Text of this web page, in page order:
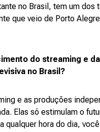
no Brasil, tem um
que veio de Porto
do streaming e
no Brasil?
e as produções
Elas só estimulam o
qualquer hora do dia,